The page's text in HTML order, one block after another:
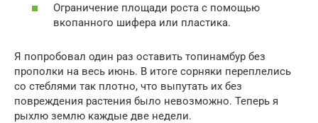
Ограничение площади роста с помощью
вкопанного шифера или пластика.
Я попробовал один раз оставить топинамбур без
прополки на весь июнь. В итоге сорняки переплелись
со стеблями так плотно, что выпутать их без
повреждения растения было невозможно. Теперь я
рыхлю землю каждые две недели.